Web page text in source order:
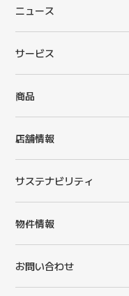
ニュース
サービス
商品
店舗情報
サステナビリティ
物件情報
お問い合わせ